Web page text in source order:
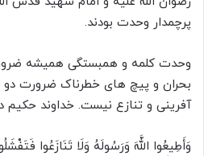
پرچمدار وحدت بودند.
وحدت کلمه و همبستگی همیشه
بحران و پیچ های خطرناک ضرورت دو
آفرینی و تنازع نیست. خداوند حکیم
وَأَطِیعُوا اللَّهَ وَرَسُولَهُ وَلَا تَنَازَعُوا